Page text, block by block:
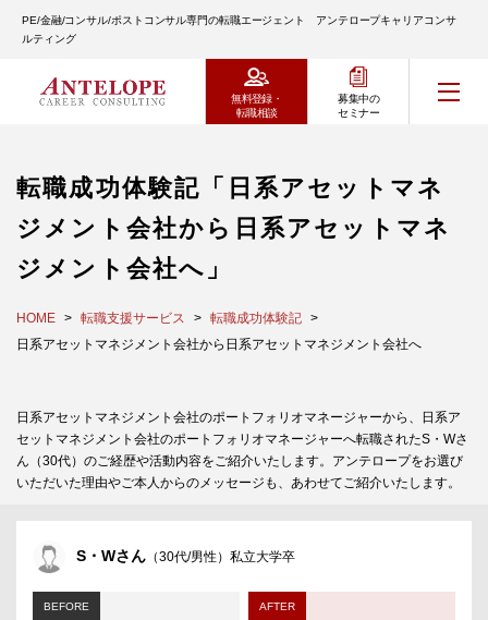
PE/金融/コンサル/ポストコンサル専門の転職エージェント アンテロープキャリアコンサ
ルティング
無料登録・
転職相談
募集中の
セミナー
転職成功体験記「日系アセットマネ
ジメント会社から日系アセットマネ
ジメント会社へ」
HOME 転職支援サービス
転職成功体験記
日系アセットマネジメント会社から日系アセットマネジメント会社へ
日系アセットマネジメント会社のポートフォリオマネージャーから、日系ア
セットマネジメント会社のポートフォリオマネージャーへ転職されたS・Wさ
ん（30代）のご経歴や活動内容をご紹介いたします。アンテロープをお選び
いただいた理由やご本人からのメッセージも、あわせてご紹介いたします。
S・Wさん （30代/男性）私立大学卒
BEFORE AFTER